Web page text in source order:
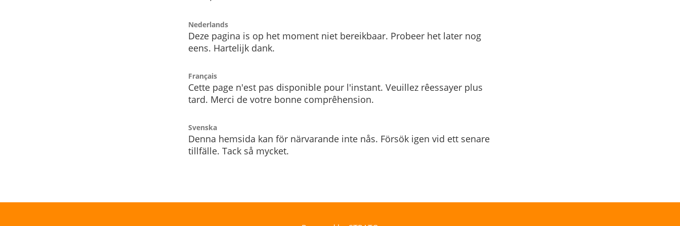
Nederlands
Deze pagina is op het moment niet bereikbaar. Probeer het later nog
eens. Hartelijk dank.
Français
Cette page n'est pas disponible pour l'instant. Veuillez rêessayer plus
tard. Merci de votre bonne comprêhension.
Svenska
Denna hemsida kan för närvarande inte nås. Försök igen vid ett senare
tillfälle. Tack så mycket.